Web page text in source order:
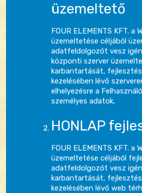
üzemeltető
FOUR ELEMENTS KFT. a
üzemeltetése céljából
adatfeldolgozót vesz
központi szerver
karbantartását,
kezelésében lévő
elhelyezésre a
személyes adatok.
HONLAP
FOUR ELEMENTS KFT. a
üzemeltetése céljából
adatfeldolgozót vesz
karbantartását,
kezelésében lévő web